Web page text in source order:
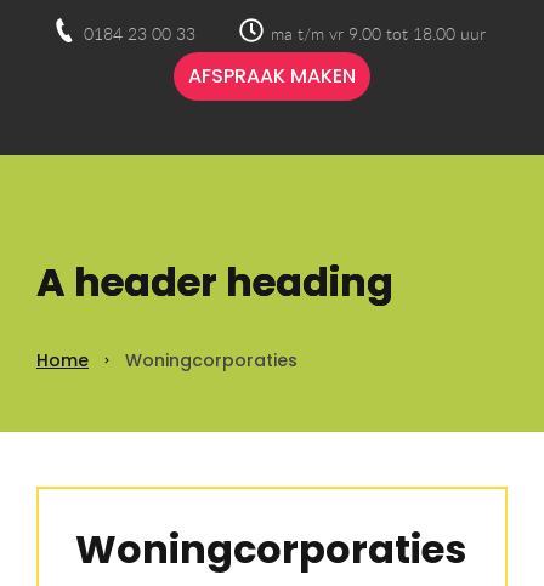
0184 23 00 33 ma t/m vr 9.00 tot 18.00 uur
AFSPRAAK MAKEN
A header heading
Home Woningcorporaties
Woningcorporaties